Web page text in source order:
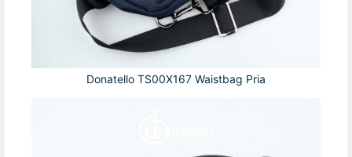
Donatello TS00X167 Waistbag Pria